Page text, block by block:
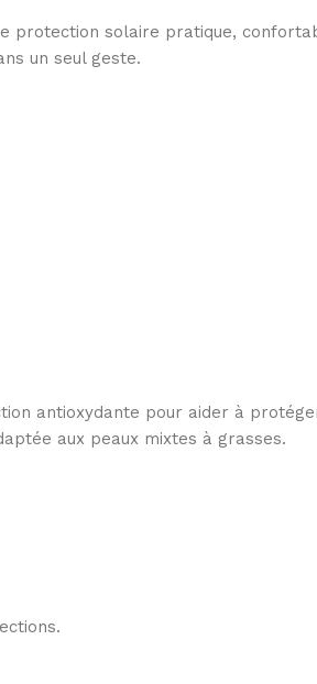
protection solaire pratique,
un seul geste.
antioxydante pour aider à
aux peaux mixtes à grasses.